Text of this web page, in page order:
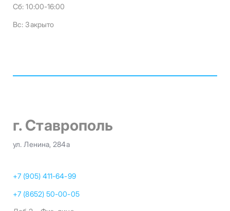
Сб:10:00-16:00
Вс:Закрыто
г. Ставрополь
ул. Ленина, 284а
+7 (905) 411-64-99
+7 (8652) 50-00-05